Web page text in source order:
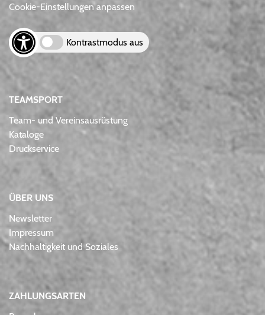
Cookie-Einstellungen anpassen
Kontrastmodus aus
TEAMSPORT
Team- und Vereinsausrüstung
Kataloge
Druckservice
ÜBER UNS
Newsletter
Impressum
Nachhaltigkeit und Soziales
ZAHLUNGSARTEN